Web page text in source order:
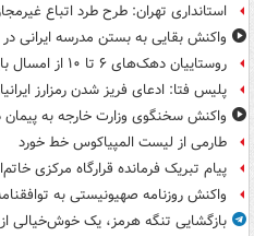
استانداری تهران: طرح طرد اتباع
واکنش بقایی به بستن مدرسه ایرانی
روستاییان دهک‌های ۶ تا ۱۰ از امسال باید حق بیمه بپردازند
پلیس فتا: ادعای فریز شدن رمزارز
واکنش سخنگوی وزارت خارجه به
طارمی از لیست المپیاکوس خط خورد
پیام تبریک فرمانده قرارگاه مرکزی
واکنش روزنامه صهیونیستی به
بازگشایی تنگه هرمز، یک خوش‌خیالی